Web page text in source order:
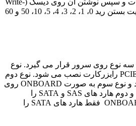
ahead caching، تائید اطلاعات و سپس نوشتن آن روی دیسک (Write-
back caching)، ECC و قابلیت بستن رید 0، 1، 2، 3، 4، 5، 10، 50 و 60
سه نوع روی سرور قرار می گیرد. نوع
اول به صورت کارت روی PCIE رایزرکارت نصب می شود. نوع دوم
کف مادربرد نصب می شود و نوع سوم به صورت ONBOARD روی
مادربرد قرار دارد. نوع اول و دوم هارد های SAS و SATA را
پشتیبانی کنند اما کارت ONBOARD فقط هارد های SATA را